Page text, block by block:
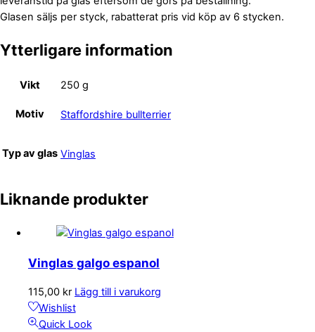
Glasen säljs per styck, rabatterat pris vid köp av 6 stycken.
Ytterligare information
Vikt 250 g
Motiv Staffordshire bullterrier
Typ av glas Vinglas
Liknande produkter
Vinglas galgo espanol
115,00 kr Lägg till i varukorg
Wishlist
Quick Look